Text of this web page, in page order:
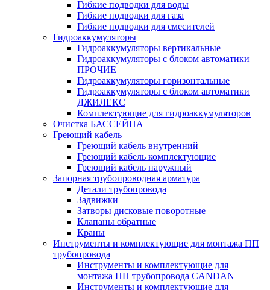
Гибкие подводки для воды
Гибкие подводки для газа
Гибкие подводки для смесителей
Гидроаккумуляторы
Гидроаккумуляторы вертикальные
Гидроаккумуляторы с блоком автоматики
ПРОЧИЕ
Гидроаккумуляторы горизонтальные
Гидроаккумуляторы с блоком автоматики
ДЖИЛЕКС
Комплектующие для гидроаккумуляторов
Очистка БАССЕЙНА
Греющий кабель
Греющий кабель внутренний
Греющий кабель комплектующие
Греющий кабель наружный
Запорная трубопроводная арматура
Детали трубопровода
Задвижки
Затворы дисковые поворотные
Клапаны обратные
Краны
Инструменты и комплектующие для монтажа ПП
трубопровода
Инструменты и комплектующие для
монтажа ПП трубопровода CANDAN
Инструменты и комплектующие для